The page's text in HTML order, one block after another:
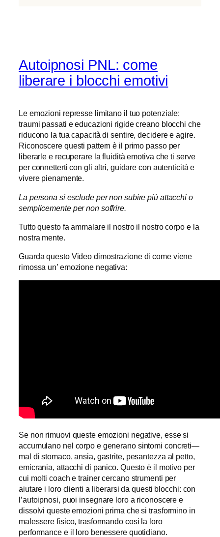
Autoipnosi PNL: come
liberare i blocchi emotivi
Le emozioni represse limitano il tuo potenziale:
traumi passati e educazioni rigide creano blocchi che
riducono la tua capacità di sentire, decidere e agire.
Riconoscere questi pattern è il primo passo per
liberarle e recuperare la fluidità emotiva che ti serve
per connetterti con gli altri, guidare con autenticità e
vivere pienamente.
La persona si esclude per non subire più attacchi o
semplicemente per non soffrire.
Tutto questo fa ammalare il nostro il nostro corpo e la
nostra mente.
Guarda questo Video dimostrazione di come viene
rimossa un’ emozione negativa:
Se non rimuovi queste emozioni negative, esse si
accumulano nel corpo e generano sintomi concreti—
mal di stomaco, ansia, gastrite, pesantezza al petto,
emicrania, attacchi di panico. Questo è il motivo per
cui molti coach e trainer cercano strumenti per
aiutare i loro clienti a liberarsi da questi blocchi: con
l’autoipnosi, puoi insegnare loro a riconoscere e
dissolvi queste emozioni prima che si trasformino in
malessere fisico, trasformando così la loro
performance e il loro benessere quotidiano.